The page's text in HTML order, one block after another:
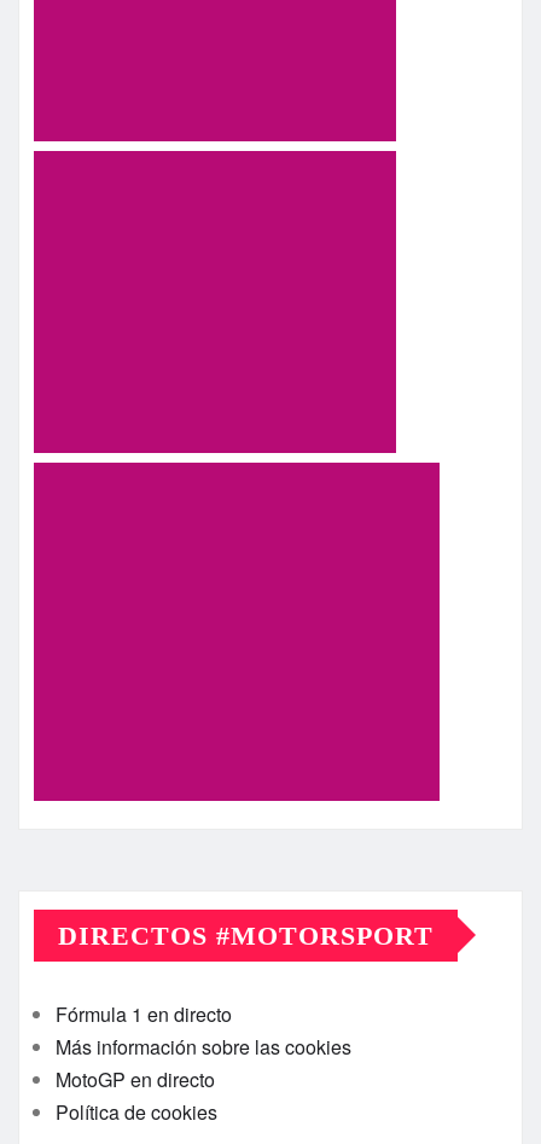
DIRECTOS #MOTORSPORT
Fórmula 1 en directo
Más información sobre las cookies
MotoGP en directo
Política de cookies